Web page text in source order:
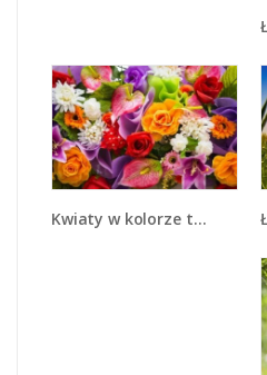
Kwiaty w kolorze tęczy - K462